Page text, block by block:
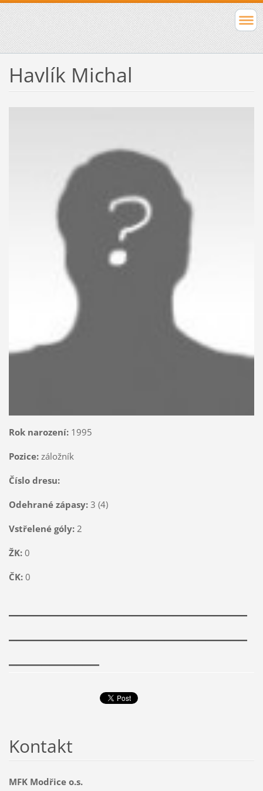
Havlík Michal
Rok narození:1995
Pozice: záložník
Číslo dresu:
Odehrané zápasy: 3 (4)
Vstřelené góly: 2
ŽK: 0
ČK: 0
Kontakt
MFK Modřice o.s.